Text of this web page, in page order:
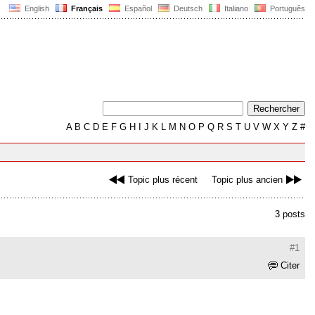
English Français Español Deutsch Italiano Português
AB C D E F G H J K L M N O P Q R S T U V W X Y Z #
Topic plus récent Topic plus ancien
3 posts
#1
Citer